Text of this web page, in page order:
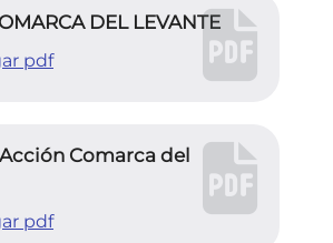
DEL LEVANTE
pdf
Comarca del
pdf